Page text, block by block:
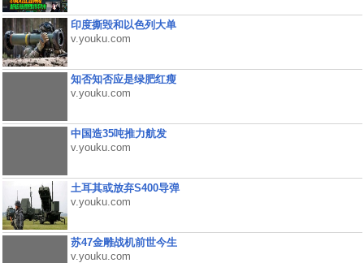
印度撕毁和以色列大单
v.youku.com
知否知否应是绿肥红瘦
v.youku.com
中国造35吨推力航发
v.youku.com
土耳其或放弃S400导弹
v.youku.com
苏47金雕战机前世今生
v.youku.com